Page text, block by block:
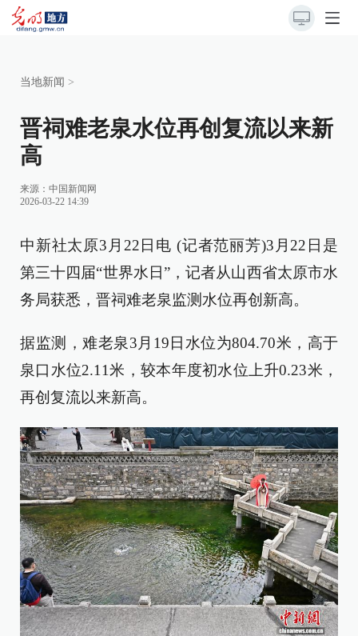
当地新闻 >
晋祠难老泉水位再创复流以来新
高
来源： 中国新闻网
2026-03-22 14:39
中新社太原3月22日电 (记者范丽芳)3月22日是
第三十四届“世界水日”，记者从山西省太原市水
务局获悉，晋祠难老泉监测水位再创新高。
据监测，难老泉3月19日水位为804.70米，高于
泉口水位2.11米，较本年度初水位上升0.23米，
再创复流以来新高。